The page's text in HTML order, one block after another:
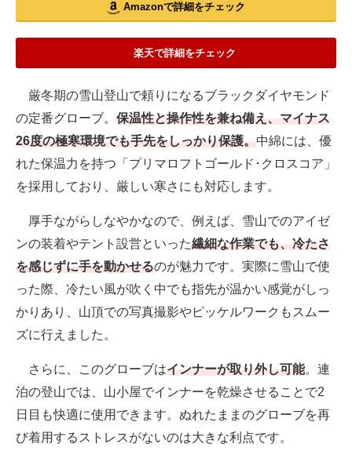
Amazonで詳細をチェック
楽天で詳細をチェック
厳冬期の雪山登山で頼りになるブラックダイヤモンド
の定番グローブ。 保温性と操作性を兼ね備え、マイナス
26度の極寒環境でも手先をしっかり保護。中綿には、優
れた保温力を持つ「プリマロフトゴールド･クロスコア」
を採用しており、厳しい寒さにも対応します。
厚手ながらしなやかなので、例えば、雪山でのアイゼ
ンの装着やテント設営といった繊細な作業でも、冷たさ
を感じずに手を動かせるのが魅力です。実際に雪山で使
った際、冷たい風が吹く中でも指先が温かい感覚がしっ
かりあり、山頂での写真撮影やピッケルワークもスムー
ズに行えました。
さらに、このグローブはインナーが取り外し可能。連
泊の登山では、山小屋でインナーを乾燥させることで2
日目も快適に使用できます。ぬれたままのグローブを再
び着用するストレスがないのは大きな利点です。